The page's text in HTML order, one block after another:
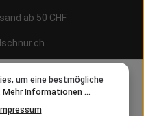
ab 50 CHF
um eine bestmögliche
Mehr Informationen ...
Impressum